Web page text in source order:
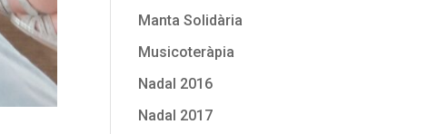
Manta Solidària
Musicoteràpia
Nadal 2016
Nadal 2017